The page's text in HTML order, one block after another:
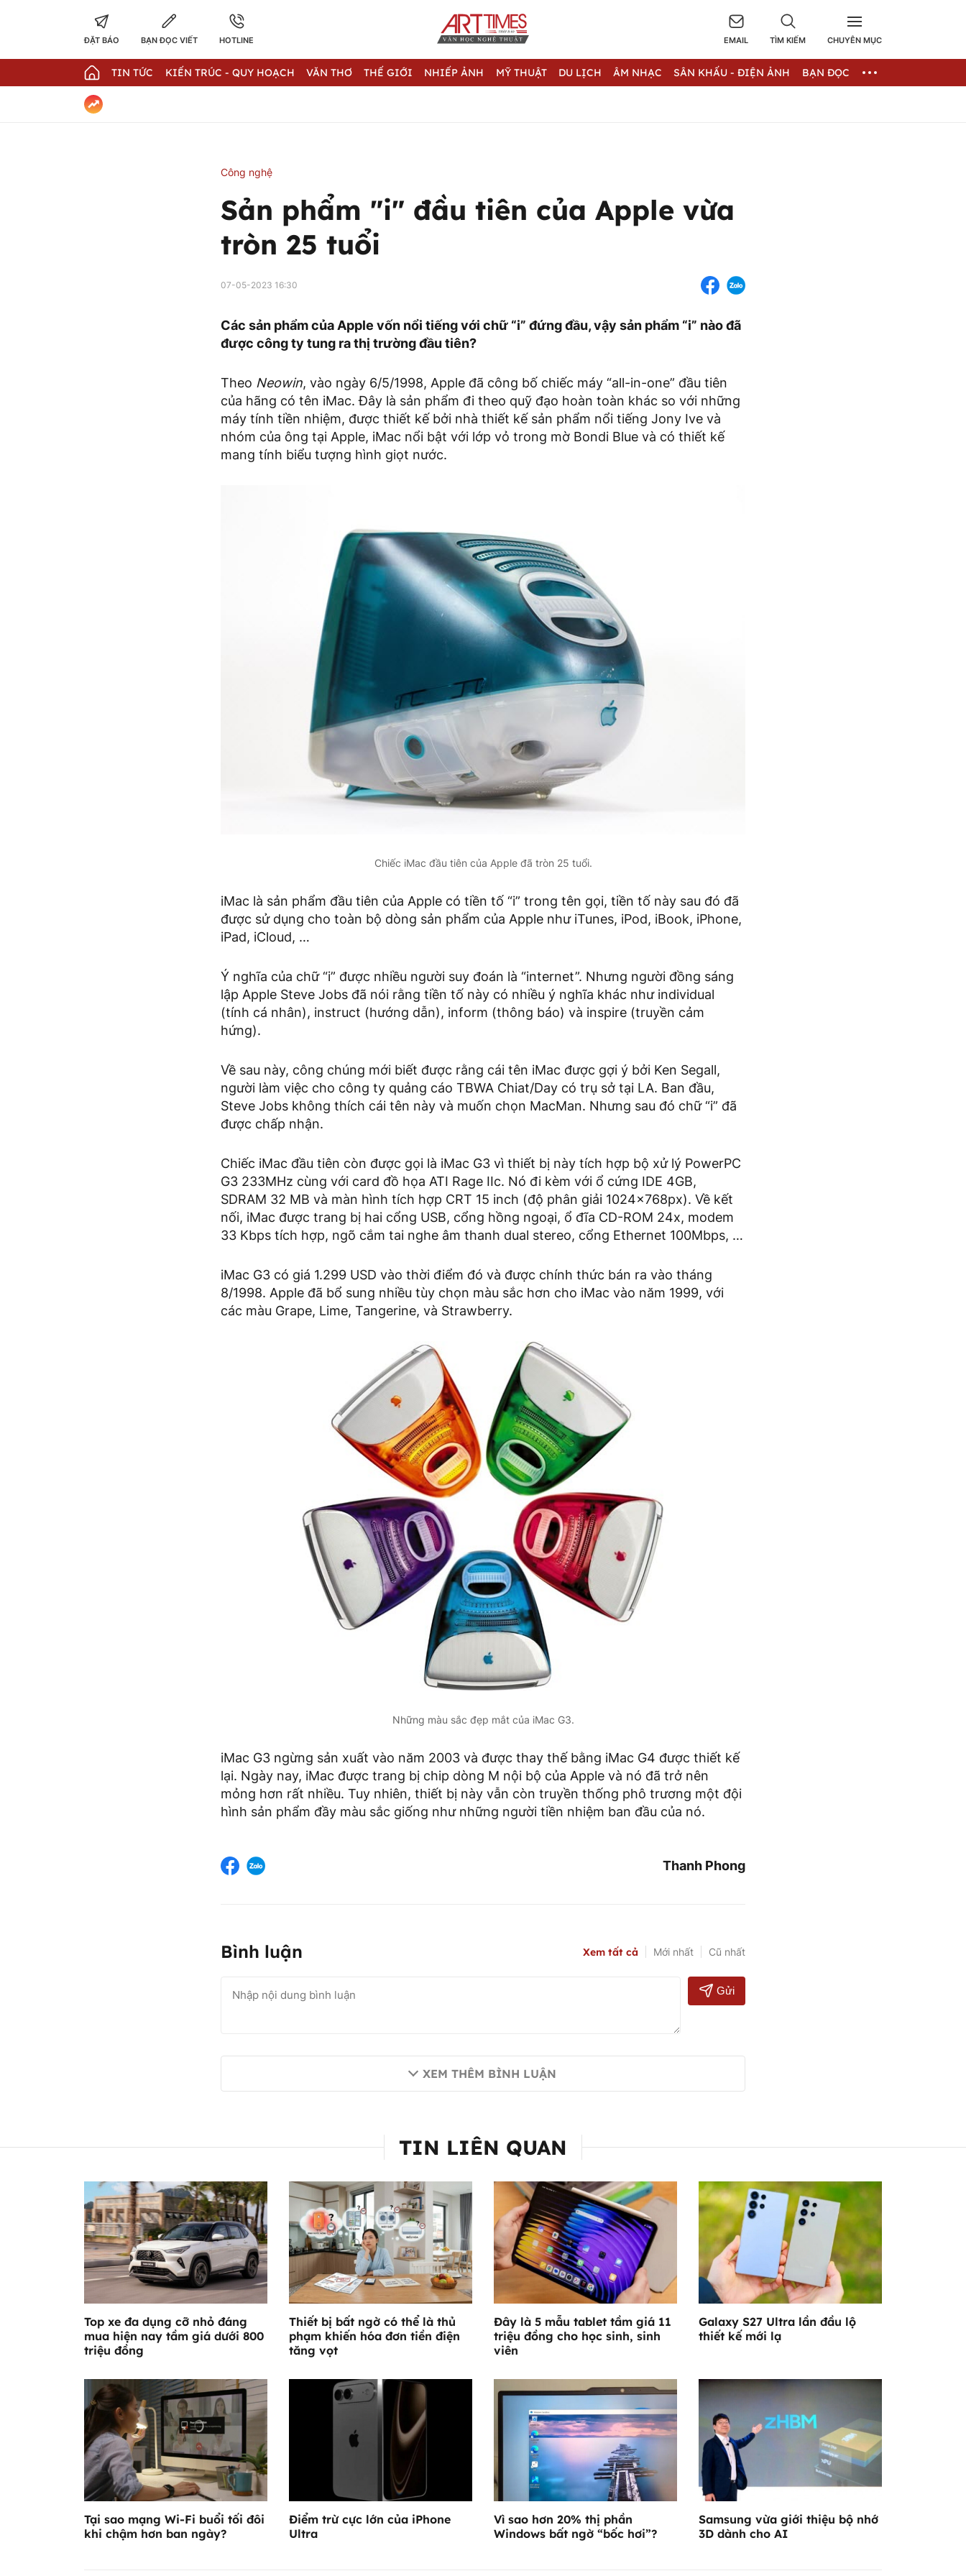
ĐẶT BÁO BẠN ĐỌC VIẾT HOTLINE EMAIL TÌM KIẾM CHUYÊN MỤC
TIN TỨC KIẾN TRÚC - QUY HOẠCH VĂN THƠ THẾ GIỚI NHIẾP ẢNH MỸ THUẬT DU LỊCH ÂM NHẠC SÂN KHẤU - ĐIỆN ẢNH BẠN ĐỌC
Công nghệ
Sản phẩm "i" đầu tiên của Apple vừa
tròn 25 tuổi
07-05-2023 16:30
Các sản phẩm của Apple vốn nổi tiếng với chữ “i” đứng đầu, vậy sản phẩm “i” nào đã
được công ty tung ra thị trường đầu tiên?
Theo Neowin, vào ngày 6/5/1998, Apple đã công bố chiếc máy “all-in-one” đầu tiên
của hãng có tên iMac. Đây là sản phẩm đi theo quỹ đạo hoàn toàn khác so với những
máy tính tiền nhiệm, được thiết kế bởi nhà thiết kế sản phẩm nổi tiếng Jony Ive và
nhóm của ông tại Apple, iMac nổi bật với lớp vỏ trong mờ Bondi Blue và có thiết kế
mang tính biểu tượng hình giọt nước.
Chiếc iMac đầu tiên của Apple đã tròn 25 tuổi.
iMac là sản phẩm đầu tiên của Apple có tiền tố “i” trong tên gọi, tiền tố này sau đó đã
được sử dụng cho toàn bộ dòng sản phẩm của Apple như iTunes, iPod, iBook, iPhone,
iPad, iCloud, …
Ý nghĩa của chữ “i” được nhiều người suy đoán là “internet”. Nhưng người đồng sáng
lập Apple Steve Jobs đã nói rằng tiền tố này có nhiều ý nghĩa khác như individual
(tính cá nhân), instruct (hướng dẫn), inform (thông báo) và inspire (truyền cảm
hứng).
Về sau này, công chúng mới biết được rằng cái tên iMac được gợi ý bởi Ken Segall,
người làm việc cho công ty quảng cáo TBWA Chiat/Day có trụ sở tại LA. Ban đầu,
Steve Jobs không thích cái tên này và muốn chọn MacMan. Nhưng sau đó chữ “i” đã
được chấp nhận.
Chiếc iMac đầu tiên còn được gọi là iMac G3 vì thiết bị này tích hợp bộ xử lý PowerPC
G3 233MHz cùng với card đồ họa ATI Rage IIc. Nó đi kèm với ổ cứng IDE 4GB,
SDRAM 32 MB và màn hình tích hợp CRT 15 inch (độ phân giải 1024x768px). Về kết
nối, iMac được trang bị hai cổng USB, cổng hồng ngoại, ổ đĩa CD-ROM 24x, modem
33 Kbps tích hợp, ngõ cắm tai nghe âm thanh dual stereo, cổng Ethernet 100Mbps, …
iMac G3 có giá 1.299 USD vào thời điểm đó và được chính thức bán ra vào tháng
8/1998. Apple đã bổ sung nhiều tùy chọn màu sắc hơn cho iMac vào năm 1999, với
các màu Grape, Lime, Tangerine, và Strawberry.
Những màu sắc đẹp mắt của iMac G3.
iMac G3 ngừng sản xuất vào năm 2003 và được thay thế bằng iMac G4 được thiết kế
lại. Ngày nay, iMac được trang bị chip dòng M nội bộ của Apple và nó đã trở nên
mỏng hơn rất nhiều. Tuy nhiên, thiết bị này vẫn còn truyền thống phô trương một đội
hình sản phẩm đầy màu sắc giống như những người tiền nhiệm ban đầu của nó.
Thanh Phong
Bình luận Xem tất cả Mới nhất Cũ nhất
Gửi
XEM THÊM BÌNH LUẬN
TIN LIÊN QUAN
Top xe đa dụng cỡ nhỏ đáng
mua hiện nay tầm giá dưới 800
triệu đồng
Thiết bị bất ngờ có thể là thủ
phạm khiến hóa đơn tiền điện
tăng vọt
Đây là 5 mẫu tablet tầm giá 11
triệu đồng cho học sinh, sinh
viên
Galaxy S27 Ultra lần đầu lộ
thiết kế mới lạ
Tại sao mạng Wi-Fi buổi tối đôi
khi chậm hơn ban ngày?
Điểm trừ cực lớn của iPhone
Ultra
Vì sao hơn 20% thị phần
Windows bất ngờ “bốc hơi”?
Samsung vừa giới thiệu bộ nhớ
3D dành cho AI